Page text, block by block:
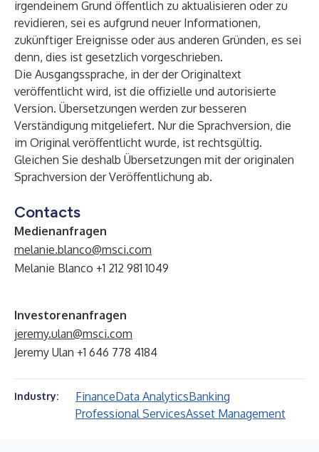
irgendeinem Grund öffentlich zu aktualisieren oder zu
revidieren, sei es aufgrund neuer Informationen,
zukünftiger Ereignisse oder aus anderen Gründen, es sei
denn, dies ist gesetzlich vorgeschrieben.
Die Ausgangssprache, in der der Originaltext
veröffentlicht wird, ist die offizielle und autorisierte
Version. Übersetzungen werden zur besseren
Verständigung mitgeliefert. Nur die Sprachversion, die
im Original veröffentlicht wurde, ist rechtsgültig.
Gleichen Sie deshalb Übersetzungen mit der originalen
Sprachversion der Veröffentlichung ab.
Contacts
Medienanfragen
melanie.blanco@msci.com
Melanie Blanco +1 212 981 1049
Investorenanfragen
jeremy.ulan@msci.com
Jeremy Ulan +1 646 778 4184
Industry: FinanceData AnalyticsBanking
Professional ServicesAsset Management